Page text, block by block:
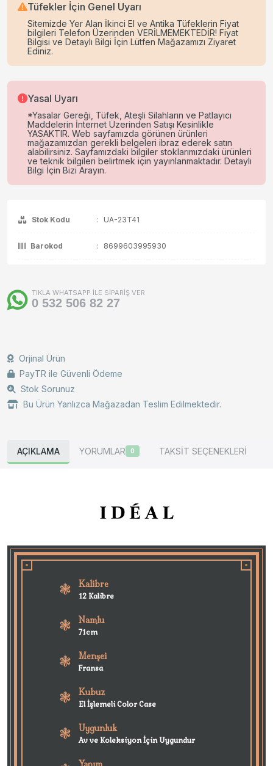
Tüfekler İçin Genel Uyarı
Sitemizde Yer Alan İkinci El ve Antika Tüfeklerin Fiyat
bilgileri Telefon Üzerinden VERİLMEMEKTEDİR! Fiyat
Bilgisi ve Detaylı Bilgi İçin Lütfen Mağazamızı Ziyaret
Ediniz.
Yasal Uyarı
*Yasalar Gereği, Tüfek, Ateşli Silahların ve Patlayıcı
Maddelerin İnternet Üzerinden Satışı Kesinlikle
YASAKTIR. Web sayfamızda görünen ürünleri
mağazamızdan gerekli belgeleri ibraz ederek satın
alabilirsiniz. Sayfamızdaki bilgiler stoklarımızdaki ürünleri
ve teknik bilgileri belirtmek için yayınlanmaktadır. Detaylı
Bilgi İçin Bizi Arayın.
Stok Kodu : UA-23T41
Barokod : 8699603995930
TIKLA WHATSAPP İLE SİPARİŞ VER
0 532 506 82 27
Orjinal Ürün
PayTR ile Güvenli Ödeme
Stok Sorunuz
Bu Ürün Yanlızca Mağazadan Teslim Edilmektedir.
AÇIKLAMA YORUMLAR 0 TAKSİT SEÇENEKLERİ
Kalibre
12 Kalibre
Namlu
71cm
Menşei
Fransa
Kubuz
El İşlemeli Color Case
Uygunluk
Av ve Koleksiyon İçin Uygundur